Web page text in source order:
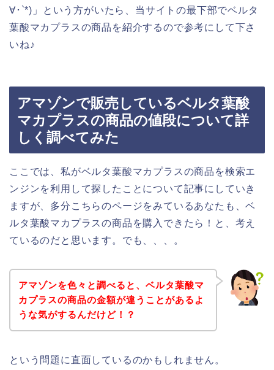
∀･`*)」という方がいたら、当サイトの最下部でベルタ
葉酸マカプラスの商品を紹介するので参考にして下さ
いね♪
アマゾンで販売しているベルタ葉酸
マカプラスの商品の値段について詳
しく調べてみた
ここでは、私がベルタ葉酸マカプラスの商品を検索エ
ンジンを利用して探したことについて記事にしていき
ますが、多分こちらのページをみているあなたも、ベ
ルタ葉酸マカプラスの商品を購入できたら！と、考え
ているのだと思います。でも、、、。
アマゾンを色々と調べると、ベルタ葉酸マ
カプラスの商品の金額が違うことがあるよ
うな気がするんだけど！？
という問題に直面しているのかもしれません。